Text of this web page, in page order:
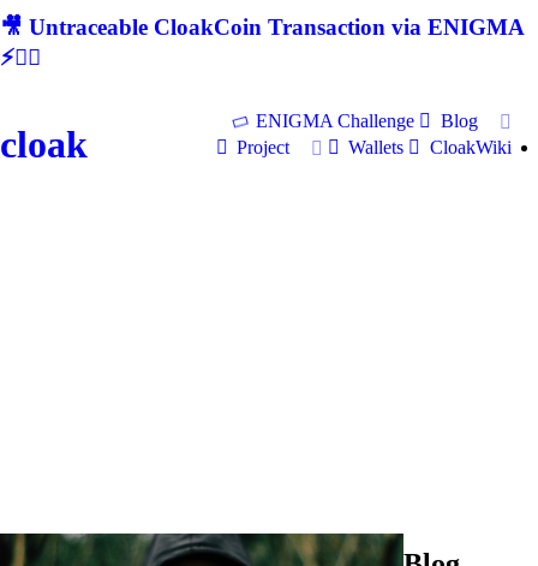
🎥 Untraceable CloakCoin Transaction via ENIGMA
⚡🕵‍♂
cloak
ENIGMA Challenge
Blog
Project
Wallets CloakWiki